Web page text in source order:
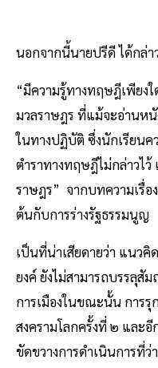
นอกจากนี้นายปรีดี ได้กล่า
“มีความรู้ทางทฤษฎีเพียง
มวลราษฎร ที่แม้จะอ่านห
ในทางปฏิบัติ ซึ่งนักเรียน
ตำราทางทฤษฎีไม่กล่าวไว้
ราษฎร” จากบทความเรื่อ
ต้นกับการร่างรัฐธรรมนูญ
เป็นที่น่าเสียดายว่า แนว
ยงค์ ยังไม่สามารถบรรลุสั
การเมืองในขณะนั้น การรุ
สงครามโลกครั้งที่ ๒ และ
ขัดขวางการดำเนินการที่ว่